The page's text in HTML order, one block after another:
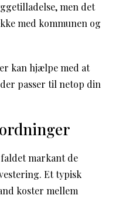
men det
med kommunen og
kan hjælpe med at
passer til netop din
markant de
Et typisk
koster mellem